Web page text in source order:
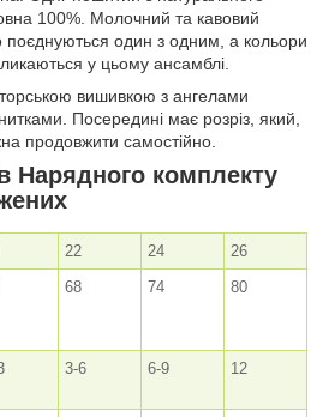
100%. Молочний та кавовий
поєднуються один з одним, а кольори
у цьому ансамблі.
вишивкою з ангелами
Посередині має розріз, який,
продовжити самостійно.
Нарядного комплекту
22 24
26
68 74 80
3-6 6-9 12